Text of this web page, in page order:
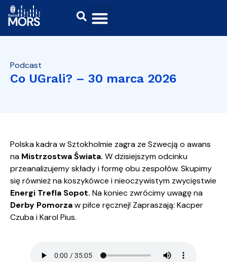
Podcast
Co UGrali? – 30 marca 2026
Polska kadra w Sztokholmie zagra ze Szwecją o awans
na Mistrzostwa Świata. W dzisiejszym odcinku
przeanalizujemy składy i formę obu zespołów. Skupimy
się również na koszykówce i nieoczywistym zwycięstwie
Energi Trefla Sopot. Na koniec zwrócimy uwagę na
Derby Pomorzaw piłce ręcznej! Zapraszają: Kacper
Czuba i Karol Pius.